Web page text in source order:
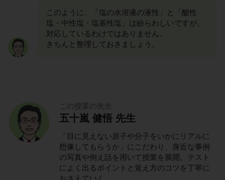
このように、「塩の水溶液の液性」と「酸性
塩・中性塩・塩基性塩」は紛らわしいですが、
対応しているわけではありません。
きちんと整理しておきましょう。
この授業の先生
五十嵐 健悟 先生
「目に見えない原子や分子をいかにリアルに
想像してもらうか」にこだわり、身近な事例
の写真や例え話を用いて授業を展開。テスト
によく出るポイントと覚え方のコツを丁寧に